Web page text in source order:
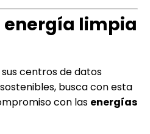
energía limpia
centros de datos
busca con esta
con las energías